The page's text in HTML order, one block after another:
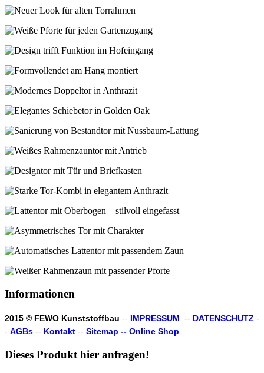
Informationen
2015 © FEWO Kunststoffbau -- IMPRESSUM -- DATENSCHUTZ -
- AGBs -- Kontakt -- Sitemap -- Online Shop
Dieses Produkt hier anfragen!